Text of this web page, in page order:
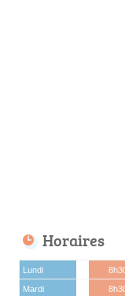
Horaires
Lundi
Mardi